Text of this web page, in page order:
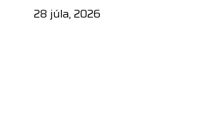
28 júla, 2026